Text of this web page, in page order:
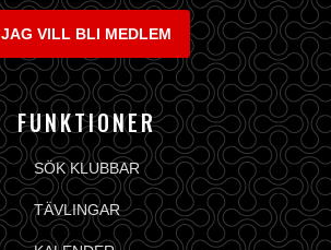
JAG VILL BLI MEDLEM
FUNKTIONER
SÖK KLUBBAR
TÄVLINGAR